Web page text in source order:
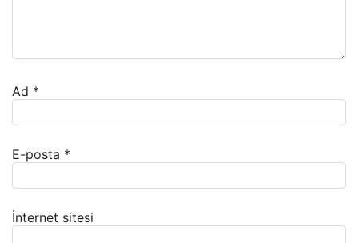
Ad *
E-posta *
İnternet sitesi